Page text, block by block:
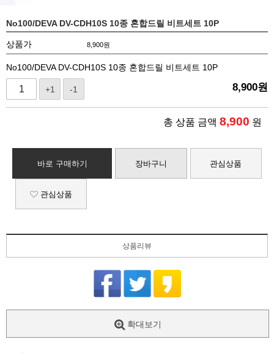
No100/DEVA DV-CDH10S 10종 혼합드릴 비트세트 10P
상품가 8,900원
No100/DEVA DV-CDH10S 10종 혼합드릴 비트세트 10P
+1 -1 8,900원
총 상품 금액 8,900 원
바로 구매하기 장바구니 관심상품
관심상품
상품리뷰
확대보기